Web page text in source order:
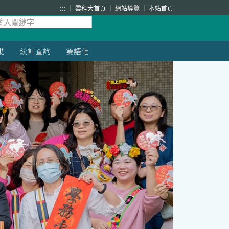
::: 雲科大首頁 網站導覽 本站首頁
統計查詢 雙語化